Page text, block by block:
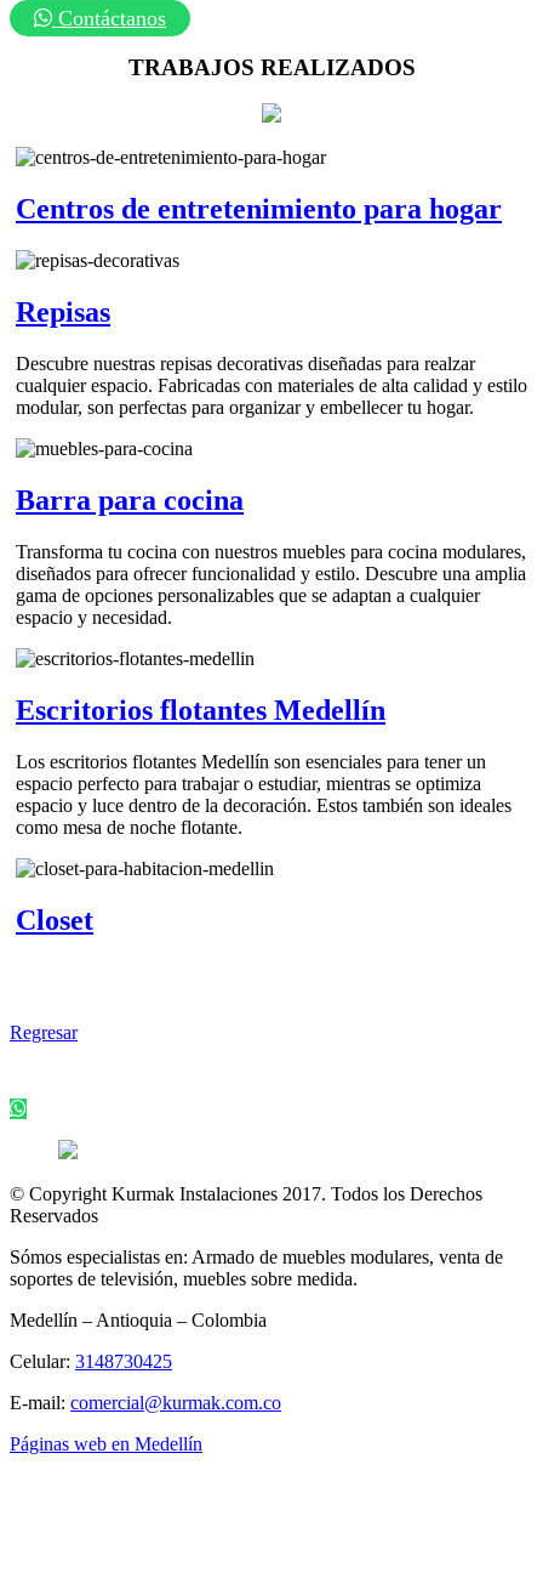
Contáctanos
TRABAJOS REALIZADOS
Centros de entretenimiento para hogar
Repisas
Descubre nuestras repisas decorativas diseñadas para realzar
cualquier espacio. Fabricadas con materiales de alta calidad y estilo
modular, son perfectas para organizar y embellecer tu hogar.
Barra para cocina
Transforma tu cocina con nuestros muebles para cocina modulares,
diseñados para ofrecer funcionalidad y estilo. Descubre una amplia
gama de opciones personalizables que se adaptan a cualquier
espacio y necesidad.
Escritorios flotantes Medellín
Los escritorios flotantes Medellín son esenciales para tener un
espacio perfecto para trabajar o estudiar, mientras se optimiza
espacio y luce dentro de la decoración. Estos también son ideales
como mesa de noche flotante.
Closet
Regresar
© Copyright Kurmak Instalaciones 2017. Todos los Derechos
Reservados
Sómos especialistas en: Armado de muebles modulares, venta de
soportes de televisión, muebles sobre medida.
Medellín – Antioquia – Colombia
Celular: 3148730425
E-mail: comercial@kurmak.com.co
Páginas web en Medellín